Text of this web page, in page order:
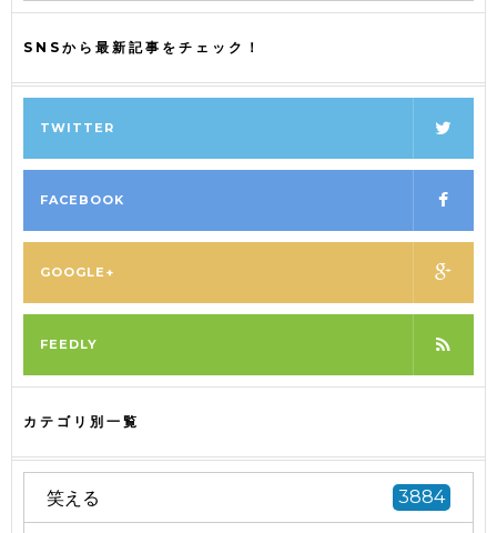
SNSから最新記事をチェック！
TWITTER
FACEBOOK
GOOGLE+
FEEDLY
カテゴリ別一覧
笑える 3884